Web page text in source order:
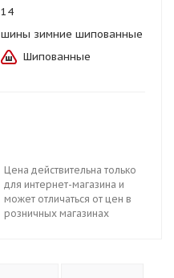
14
шины зимние шипованные
Шипованные
Цена действительна только
для интернет-магазина и
может отличаться от цен в
розничных магазинах